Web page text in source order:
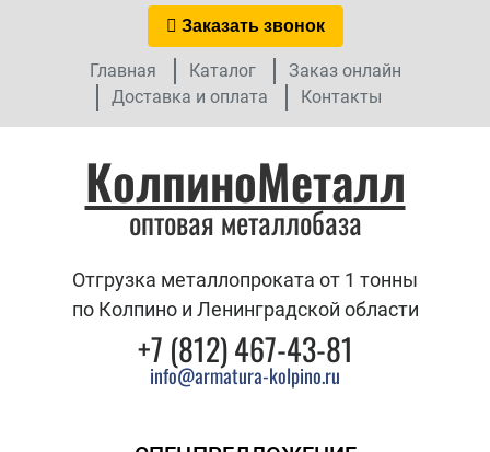
Заказать звонок
Главная Каталог
Заказ онлайн
Доставка и оплата
Контакты
КолпиноМеталл
оптовая металлобаза
Отгрузка металлопроката от 1 тонны
по Колпино и Ленинградской области
+7 (812) 467-43-81
info@armatura-kolpino.ru